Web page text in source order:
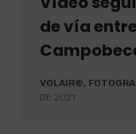
de vía
VOLAIR®,
DE 2021